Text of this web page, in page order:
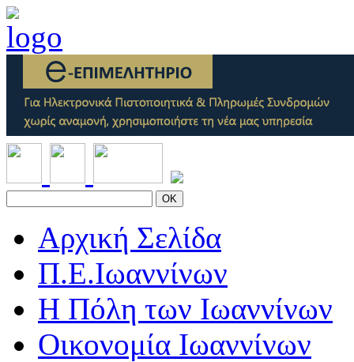
OK
Αρχική Σελίδα
Π.Ε.Ιωαννίνων
Η Πόλη των Ιωαννίνων
Οικονομία Ιωαννίνων